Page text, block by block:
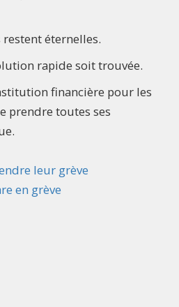
restent éternelles.
rapide soit trouvée.
financière pour les
prendre toutes ses
leur grève
en grève